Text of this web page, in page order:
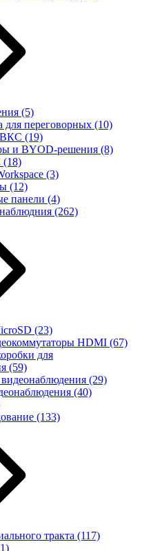
(5)
для переговорных (10)
ВКС (19)
и BYOD-решения (8)
(18)
(3)
(12)
панели (4)
(262)
(23)
HDMI (67)
для
(59)
(29)
(40)
(133)
тракта (117)